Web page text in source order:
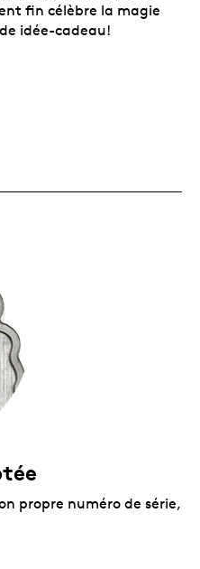
fin célèbre la magie
idée-cadeau!
2 021 exemplaires
frappée dans de l'argent
propre numéro de série,